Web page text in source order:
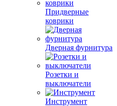
Придверные
коврики
Дверная фурнитура
Розетки и
выключатели
Инструмент